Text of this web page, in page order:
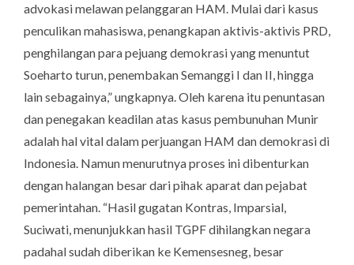
advokasi melawan pelanggaran HAM. Mulai dari kasus
penculikan mahasiswa, penangkapan aktivis-aktivis PRD,
penghilangan para pejuang demokrasi yang menuntut
Soeharto turun, penembakan Semanggi I dan II, hingga
lain sebagainya,” ungkapnya. Oleh karena itu penuntasan
dan penegakan keadilan atas kasus pembunuhan Munir
adalah hal vital dalam perjuangan HAM dan demokrasi di
Indonesia. Namun menurutnya proses ini dibenturkan
dengan halangan besar dari pihak aparat dan pejabat
pemerintahan. “Hasil gugatan Kontras, Imparsial,
Suciwati, menunjukkan hasil TGPF dihilangkan negara
padahal sudah diberikan ke Kemensesneg, besar